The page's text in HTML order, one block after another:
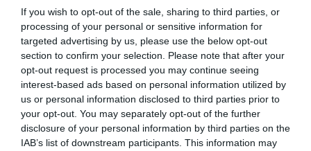
If you wish to opt-out of the sale, sharing to third parties, or
processing of your personal or sensitive information for
targeted advertising by us, please use the below opt-out
section to confirm your selection. Please note that after your
opt-out request is processed you may continue seeing
interest-based ads based on personal information utilized by
us or personal information disclosed to third parties prior to
your opt-out. You may separately opt-out of the further
disclosure of your personal information by third parties on the
IAB’s list of downstream participants. This information may
eseményére. Az érdeklődök további információt és a
jegyvásárlással kapcsolatos tudnivalókatEZENa linken érik el.
Olvasd el ezt is!
Itt a 700 lóerőre feltuningolt Mercedes sportkombi
Retró, tuningolt Porschékat készítenek Budapesten